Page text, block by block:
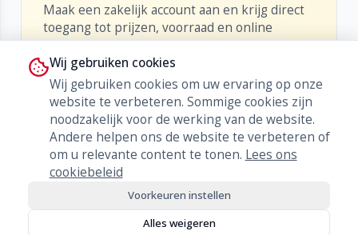
Maak een zakelijk account aan en krijg direct
toegang tot prijzen, voorraad en online
bestellen.
• Inzicht in netto-prijzen en kortingen
Live voorraad en levertijden
Bestellen, herbestellen en orderhistorie
Word klant
Wij gebruiken cookies
Wij gebruiken cookies om uw ervaring op onze
website te verbeteren. Sommige cookies zijn
noodzakelijk voor de werking van de website.
Andere helpen ons de website te verbeteren of
om u relevante content te tonen. Lees ons
cookiebeleid
Voorkeuren instellen
Alles weigeren